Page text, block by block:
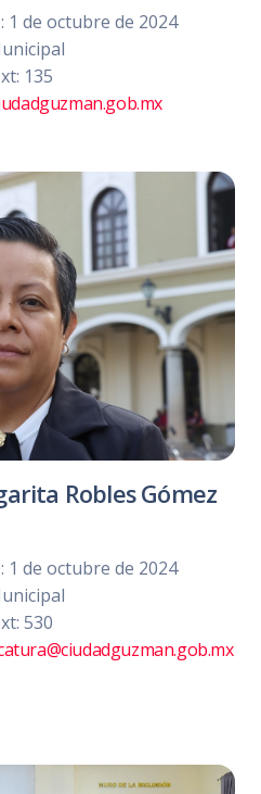
1 de octubre de 2024
135
Robles Gómez
1 de octubre de 2024
530